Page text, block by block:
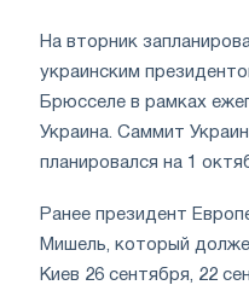
На вторник
украинским
Брюсселе в рамках
Украина. Саммит
планировался на 1
Ранее президент
Мишель, который
Киев 26 сентября, 22